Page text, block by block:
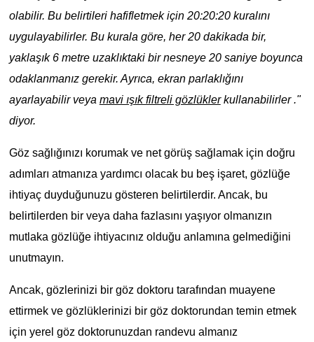
olabilir. Bu belirtileri hafifletmek için 20:20:20 kuralını
uygulayabilirler. Bu kurala göre, her 20 dakikada bir,
yaklaşık 6 metre uzaklıktaki bir nesneye 20 saniye boyunca
odaklanmanız gerekir. Ayrıca, ekran parlaklığını
ayarlayabilir veya mavi ışık filtreli gözlüklerkullanabilirler ."
diyor.
Göz sağlığınızı korumak ve net görüş sağlamak için doğru
adımları atmanıza yardımcı olacak bu beş işaret, gözlüğe
ihtiyaç duyduğunuzu gösteren belirtilerdir. Ancak, bu
belirtilerden bir veya daha fazlasını yaşıyor olmanızın
mutlaka gözlüğe ihtiyacınız olduğu anlamına gelmediğini
unutmayın.
Ancak, gözlerinizi bir göz doktoru tarafından muayene
ettirmek ve gözlüklerinizi bir göz doktorundan temin etmek
için yerel göz doktorunuzdan randevu almanız